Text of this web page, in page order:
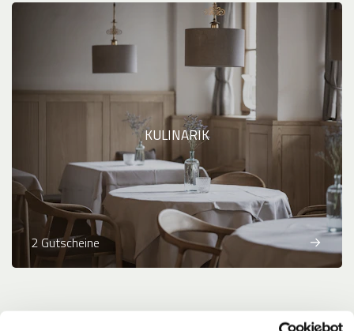
KULINARIK
2 Gutscheine
Zahlungsmethoden: